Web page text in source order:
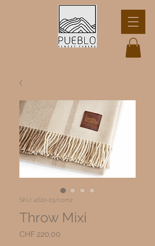
SKU: 4622-03/com2
Throw Mixi
CHF 220.00